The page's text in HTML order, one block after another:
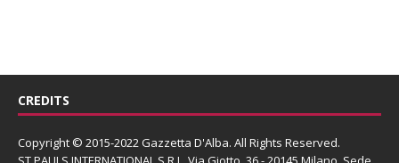
CREDITS
Copyright © 2015-2022 Gazzetta D'Alba. All Rights Reserved.